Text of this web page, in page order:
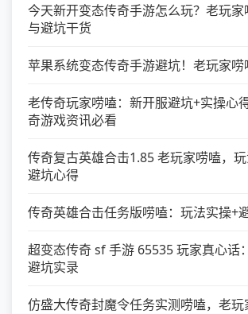
今天新开变态传奇手游怎么玩？老玩
与避坑干货
苹果系统变态传奇手游避坑！老玩家
老传奇玩家唠嗑：新开服避坑+实操心
奇游戏资讯必看
传奇复古英雄合击1.85 老玩家唠嗑，
避坑心得
传奇英雄合击任务版唠嗑：玩法实操+
超变态传奇 sf 手游 65535 玩家真心话
避坑实录
仿盛大传奇封魔令任务实测唠嗑，老